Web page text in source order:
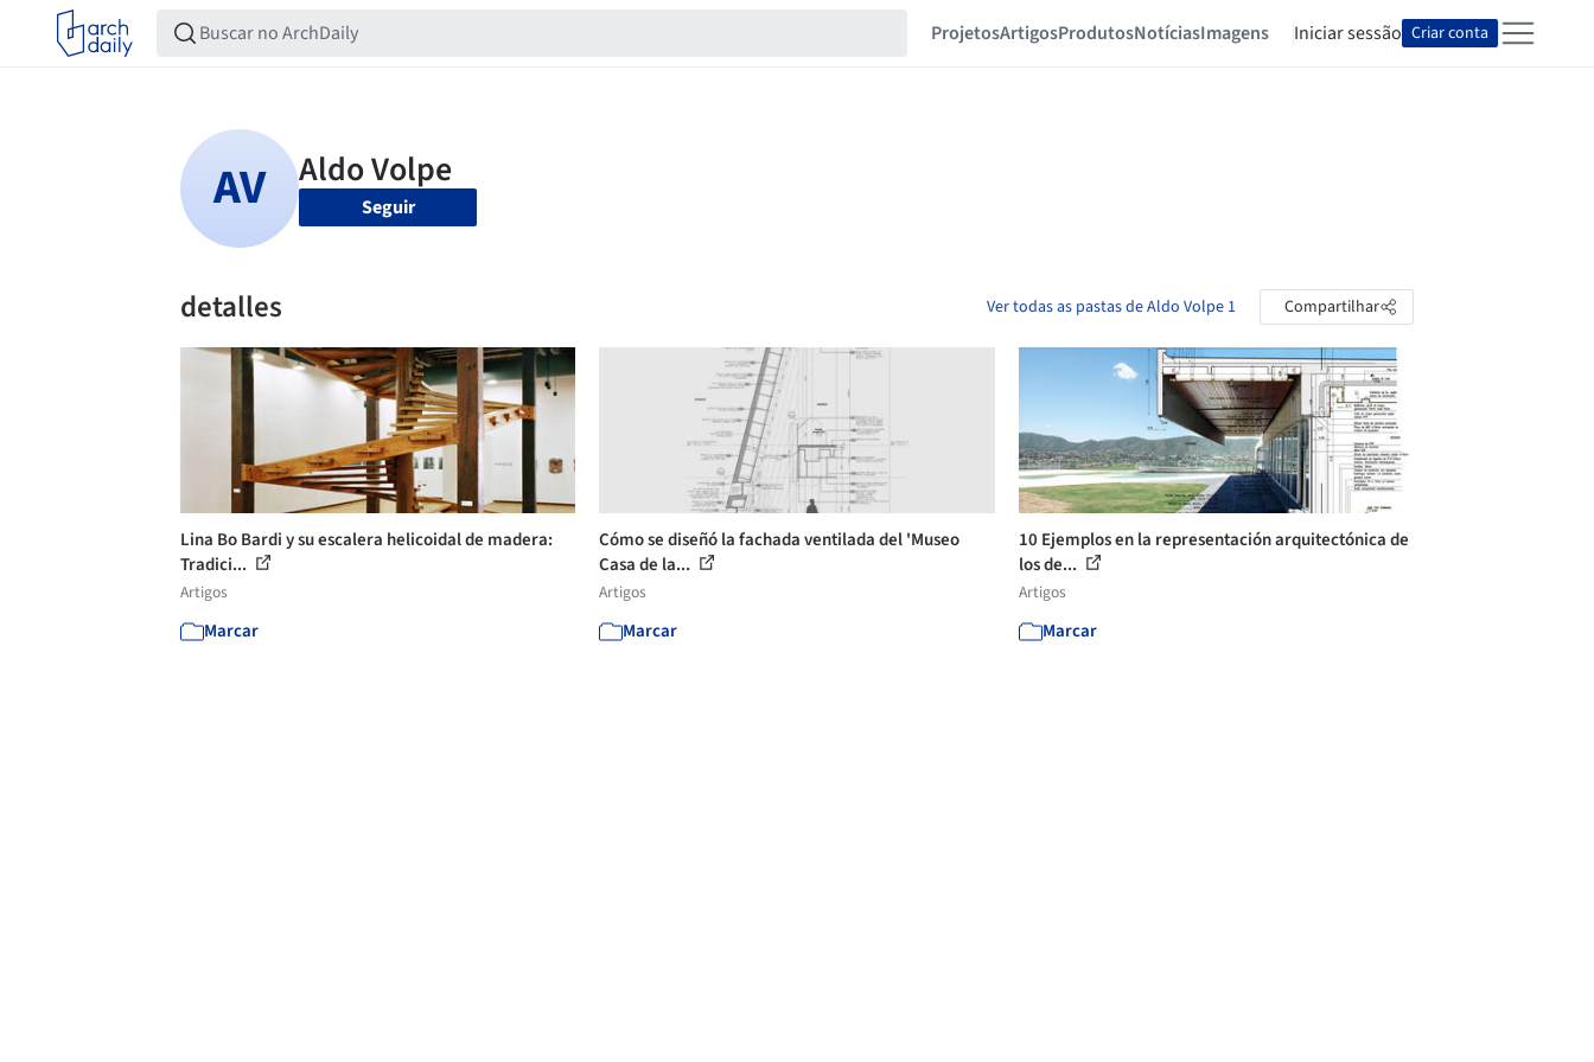
ProjetosArtigosProdutosNotíciasImagens Iniciar sessão Criar conta
Seguir
detalles Ver todas as pastas de Aldo Volpe 1 Compartilhar
Lina Bo Bardi y su escalera helicoidal de madera:
Tradici...
Artigos
Marcar
Cómo se diseñó la fachada ventilada del 'Museo
Casa de la...
Artigos
Marcar
10 Ejemplos en la representación arquitectónica de
los de...
Artigos
Marcar